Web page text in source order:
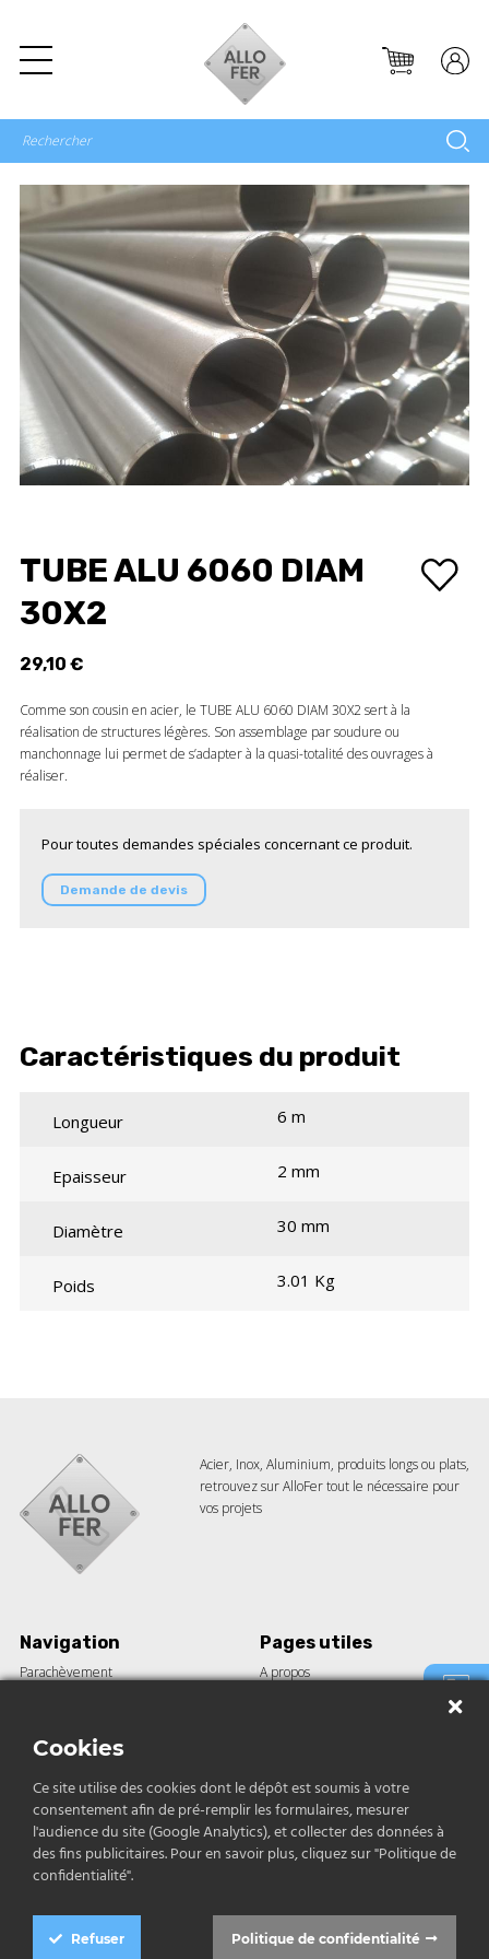
Demande
TUBE ALU 6060 DIAM
30X2
29,10 €
Comme son cousin en acier, le TUBE ALU 6060 DIAM 30X2 sert à la
réalisation de structures légères. Son assemblage par soudure ou
manchonnage lui permet de s’adapter à la quasi-totalité des ouvrages à
réaliser.
Pour toutes demandes spéciales concernant ce produit.
Demande de devis
Caractéristiques du produit
Longueur 6 m
Epaisseur 2 mm
Diamètre 30 mm
Poids 3.01 Kg
Acier, Inox, Aluminium, produits longs ou plats,
retrouvez sur AlloFer tout le nécessaire pour
vos projets
Navigation
Parachèvement
Construction
Inox et aluminium
Pages utiles
A propos
Contact
04 12 04 68 79
Cookies
Ce site utilise des cookies dont le dépôt est soumis à votre
consentement afin de pré-remplir les formulaires, mesurer
l'audience du site (Google Analytics), et collecter des données à
des fins publicitaires. Pour en savoir plus, cliquez sur "Politique de
confidentialité".
Politique de confidentialité
Refuser